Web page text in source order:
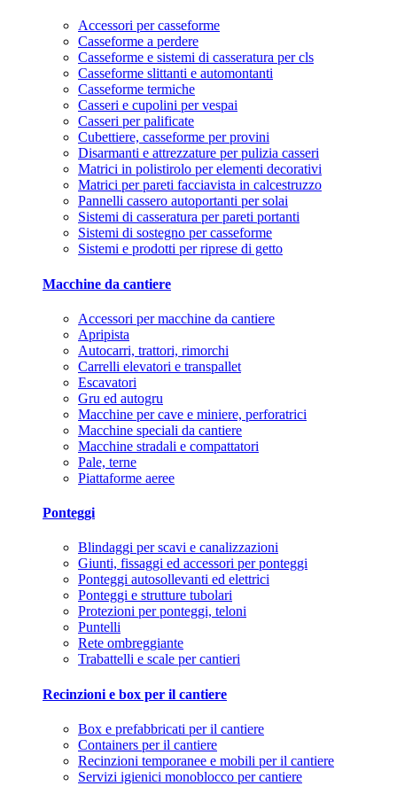
Accessori per casseforme
Casseforme a perdere
Casseforme e sistemi di casseratura per cls
Casseforme slittanti e automontanti
Casseforme termiche
Casseri e cupolini per vespai
Casseri per palificate
Cubettiere, casseforme per provini
Disarmanti e attrezzature per pulizia casseri
Matrici in polistirolo per elementi decorativi
Matrici per pareti facciavista in calcestruzzo
Pannelli cassero autoportanti per solai
Sistemi di casseratura per pareti portanti
Sistemi di sostegno per casseforme
Sistemi e prodotti per riprese di getto
Macchine da cantiere
Accessori per macchine da cantiere
Apripista
Autocarri, trattori, rimorchi
Carrelli elevatori e transpallet
Escavatori
Gru ed autogru
Macchine per cave e miniere, perforatrici
Macchine speciali da cantiere
Macchine stradali e compattatori
Pale, terne
Piattaforme aeree
Ponteggi
Blindaggi per scavi e canalizzazioni
Giunti, fissaggi ed accessori per ponteggi
Ponteggi autosollevanti ed elettrici
Ponteggi e strutture tubolari
Protezioni per ponteggi, teloni
Puntelli
Rete ombreggiante
Trabattelli e scale per cantieri
Recinzioni e box per il cantiere
Box e prefabbricati per il cantiere
Containers per il cantiere
Recinzioni temporanee e mobili per il cantiere
Servizi igienici monoblocco per cantiere